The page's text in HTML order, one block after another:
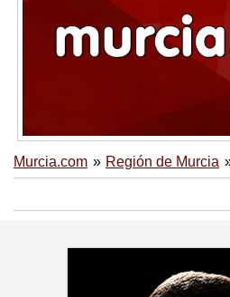
Murcia.com Región de Murcia